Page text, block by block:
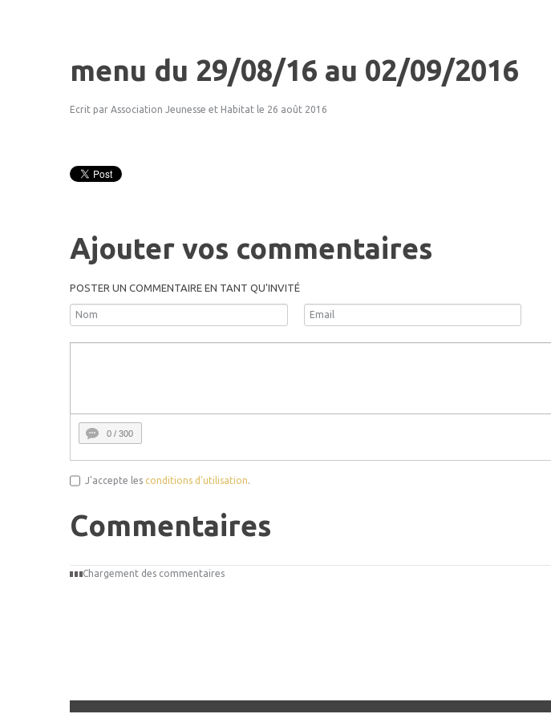
menu du 29/08/16 au 02/09/2016
Ecrit par Association Jeunesse et Habitat le 26 août 2016
Ajouter vos commentaires
POSTER UN COMMENTAIRE EN TANT QU'INVITÉ
0 / 300
J'accepte les conditions d'utilisation.
Commentaires
Chargement des commentaires